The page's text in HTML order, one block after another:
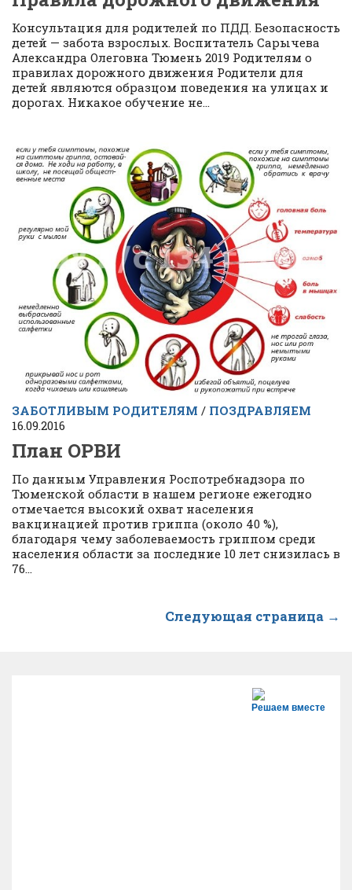
Консультация для родителей по ПДД. Безопасность
детей — забота взрослых. Воспитатель Сарычева
Александра Олеговна Тюмень 2019 Родителям о
правилах дорожного движения Родители для
детей являются образцом поведения на улицах и
дорогах. Никакое обучение не...
ЗАБОТЛИВЫМ РОДИТЕЛЯМ / ПОЗДРАВЛЯЕМ
16.09.2016
План ОРВИ
По данным Управления Роспотребнадзора по
Тюменской области в нашем регионе ежегодно
отмечается высокий охват населения
вакцинацией против гриппа (около 40 %),
благодаря чему заболеваемость гриппом среди
населения области за последние 10 лет снизилась в
76...
Следующая страница →
Решаем вместе